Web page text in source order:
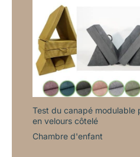
soucier de recevoir des
manquantes. En cas de
Contacter le vendeur » pour
aucun retour
Test du canapé modulable
en velours côtelé
Chambre d'enfant